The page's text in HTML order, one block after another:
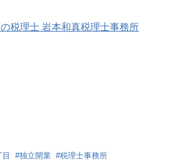
税理士 岩本和真税理士事務所
#独立開業 #税理士事務所